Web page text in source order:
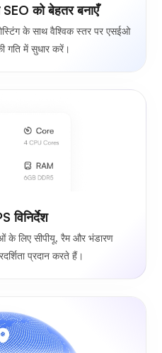
को बेहतर बनाएँ
के साथ वैश्विक स्तर पर एसईओ
गति में सुधार करें।
विनिर्देश
के लिए सीपीयू, रैम और भंडारण
प्रदान करते हैं।